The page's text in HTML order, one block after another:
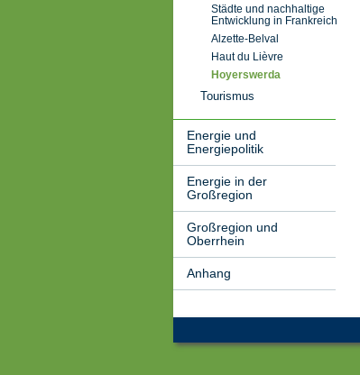
Städte und nachhaltige
Entwicklung in Frankreich
Alzette-Belval
Haut du Lièvre
Hoyerswerda
Tourismus
Energie und
Energiepolitik
Energie in der
Großregion
Großregion und
Oberrhein
Anhang